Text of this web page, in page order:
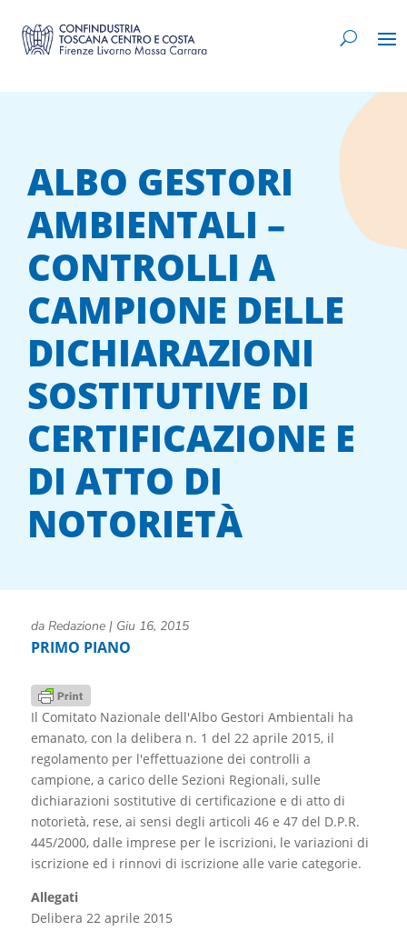
ALBO GESTORI
AMBIENTALI –
CONTROLLI A
CAMPIONE DELLE
DICHIARAZIONI
SOSTITUTIVE DI
CERTIFICAZIONE E
DI ATTO DI
NOTORIETÀ
da Redazione| Giu 16, 2015
PRIMO PIANO
Il Comitato Nazionale dell'Albo Gestori Ambientali ha
emanato, con la delibera n. 1 del 22 aprile 2015, il
regolamento per l'effettuazione dei controlli a
campione, a carico delle Sezioni Regionali, sulle
dichiarazioni sostitutive di certificazione e di atto di
notorietà, rese, ai sensi degli articoli 46 e 47 del D.P.R.
445/2000, dalle imprese per le iscrizioni, le variazioni di
iscrizione ed i rinnovi di iscrizione alle varie categorie.
Allegati
Delibera 22 aprile 2015